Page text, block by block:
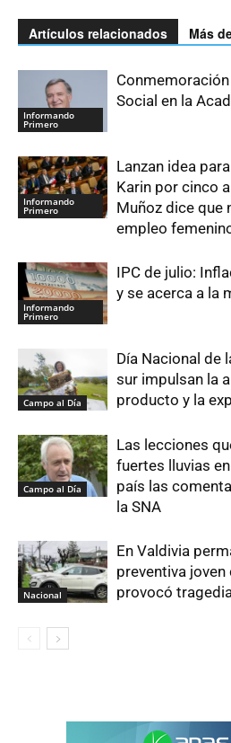
Artículos relacionados Más
Informando
Primero
Social en la
Informando
Primero
Lanzan idea
Karin por cinco
Muñoz dice que
empleo
Informando
Primero
IPC de julio:
y se acerca a la
Campo al Día
Día Nacional de
sur impulsan la
producto y la
Campo al Día
Las lecciones
fuertes lluvias
país las
la SNA
Nacional
En Valdivia
preventiva
provocó